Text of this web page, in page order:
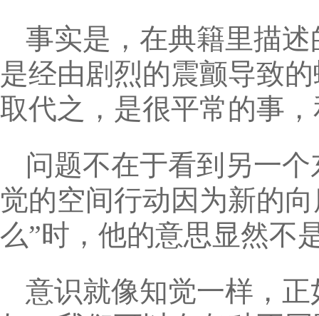
事实是，在典籍里描
是经由剧烈的震颤导致
取代之，是很平常的事
问题不在于看到另一
觉的空间行动因为新的
么”时，他的意思显然不
意识就像知觉一样，